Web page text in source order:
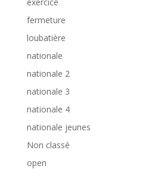
fermeture
loubatière
nationale
nationale 2
nationale 3
nationale 4
nationale jeunes
Non classé
open